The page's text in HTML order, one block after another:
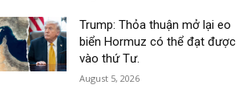
Trump: Thỏa thuận mở lại eo
biển Hormuz có thể đạt được
vào thứ Tư.
August 5, 2026